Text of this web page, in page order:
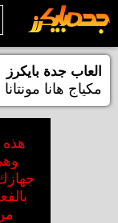
العاب جدة بايكرز
مكياج هانا مونتانا
هذه